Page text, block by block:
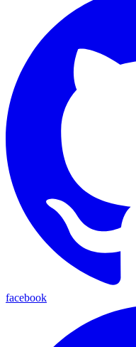
facebook